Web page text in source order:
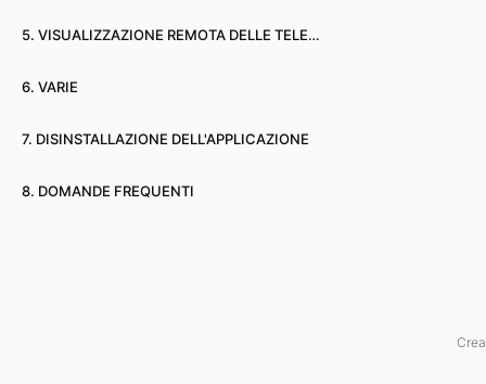
5. VISUALIZZAZIONE REMOTA DELLE TELECAMERE
6. VARIE
7. DISINSTALLAZIONE DELL'APPLICAZIONE
8. DOMANDE FREQUENTI
z
n